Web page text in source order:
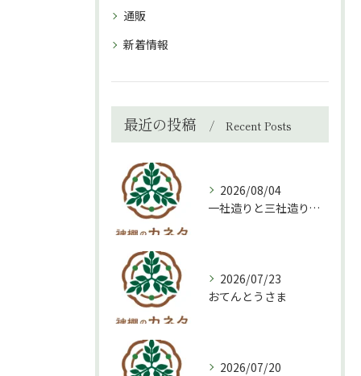
通販
新着情報
最近の投稿 Recent Posts
2026/08/04
一社造りと三社造り、どちらを選ぶべき？
2026/07/23
おてんとうさま
2026/07/20